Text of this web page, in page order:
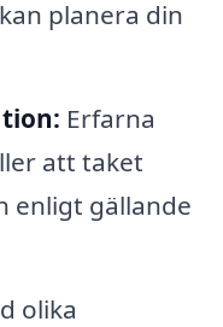
planera din
Erfarna
att taket
enligt gällande
olika